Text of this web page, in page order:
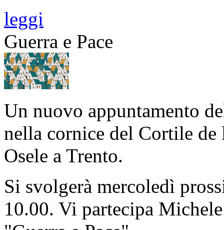
leggi
Guerra e Pace
Un nuovo appuntamento
nella cornice del Cortile de
Osele a Trento.
Si svolgerà mercoledì
10.00. Vi partecipa